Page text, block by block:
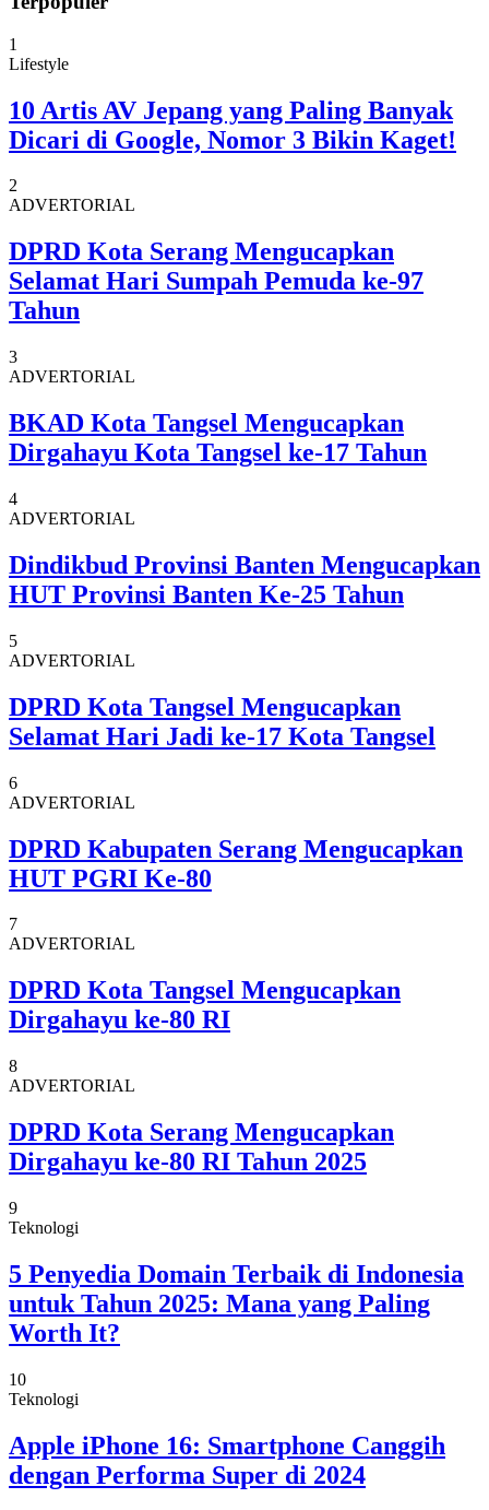
1
Lifestyle
10 Artis AV Jepang yang Paling Banyak
Dicari di Google, Nomor 3 Bikin Kaget!
2
ADVERTORIAL
DPRD Kota Serang Mengucapkan
Selamat Hari Sumpah Pemuda ke-97
Tahun
3
ADVERTORIAL
BKAD Kota Tangsel Mengucapkan
Dirgahayu Kota Tangsel ke-17 Tahun
4
ADVERTORIAL
Dindikbud Provinsi Banten Mengucapkan
HUT Provinsi Banten Ke-25 Tahun
5
ADVERTORIAL
DPRD Kota Tangsel Mengucapkan
Selamat Hari Jadi ke-17 Kota Tangsel
6
ADVERTORIAL
DPRD Kabupaten Serang Mengucapkan
HUT PGRI Ke-80
7
ADVERTORIAL
DPRD Kota Tangsel Mengucapkan
Dirgahayu ke-80 RI
8
ADVERTORIAL
DPRD Kota Serang Mengucapkan
Dirgahayu ke-80 RI Tahun 2025
9
Teknologi
5 Penyedia Domain Terbaik di Indonesia
untuk Tahun 2025: Mana yang Paling
Worth It?
10
Teknologi
Apple iPhone 16: Smartphone Canggih
dengan Performa Super di 2024